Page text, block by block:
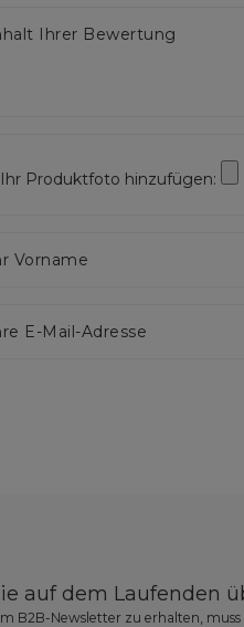
Ihrer Bewertung
Produktfoto hinzufügen:
Vorname
E-Mail-Adresse
auf dem Laufenden
B2B-Newsletter zu erhalten,